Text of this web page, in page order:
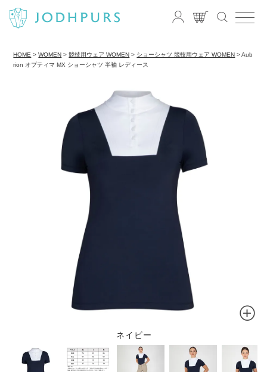
HOME WOMEN 競技用ウェア WOMEN ショーシャツ 競技用ウェア WOMEN
Aub
rion オプティマ MX ショーシャツ 半袖 レディース
ネイビー